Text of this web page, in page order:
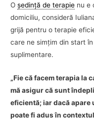
Oşedinţă de terapie nu e
domiciliu, consideră
grijă pentru o terapie
care ne simţim din start
suplimentare.
„Fie că facem terapia la
mă asigur că sunt
eficientă; iar dacă apare
poate fi adus în